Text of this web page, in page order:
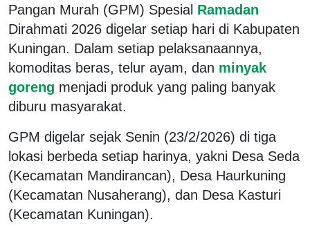
Pangan Murah (GPM) Spesial Ramadan
Dirahmati 2026 digelar setiap hari di Kabupaten
Kuningan. Dalam setiap pelaksanaannya,
komoditas beras, telur ayam, dan minyak
goreng menjadi produk yang paling banyak
diburu masyarakat.
GPM digelar sejak Senin (23/2/2026) di tiga
lokasi berbeda setiap harinya, yakni Desa Seda
(Kecamatan Mandirancan), Desa Haurkuning
(Kecamatan Nusaherang), dan Desa Kasturi
(Kecamatan Kuningan).